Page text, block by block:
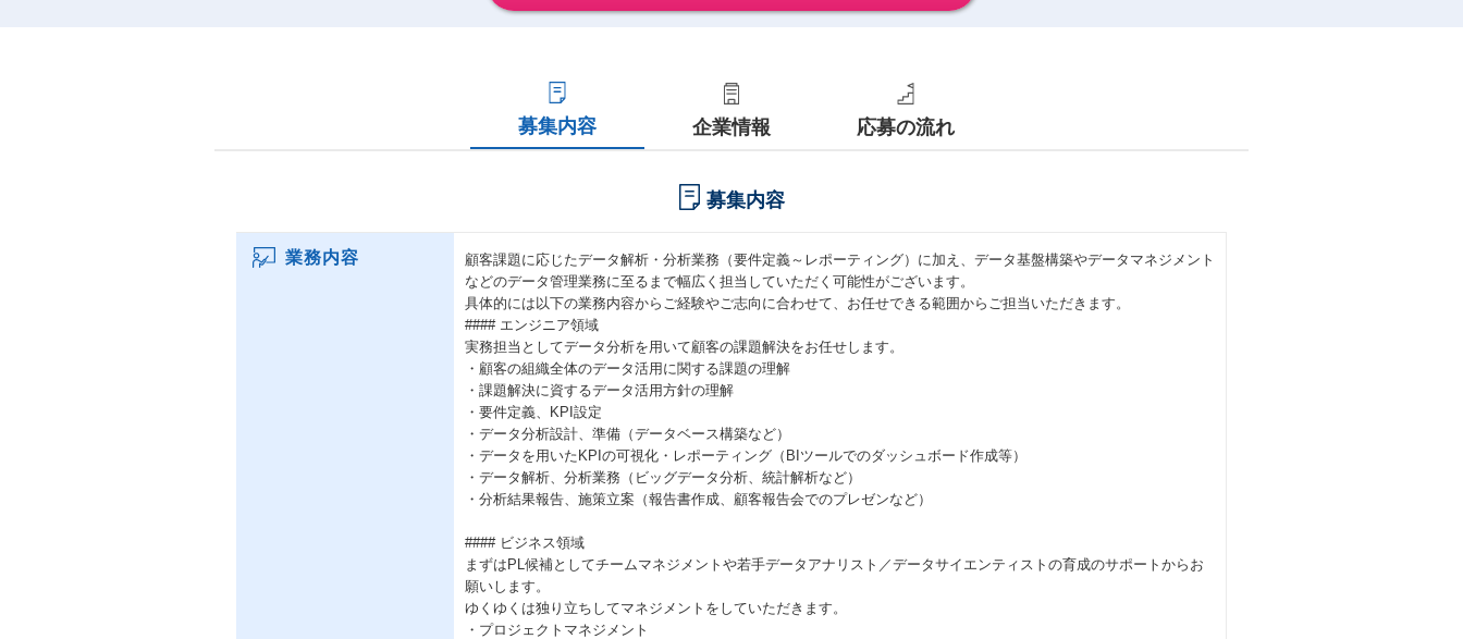
募集内容 企業情報 応募の流れ
募集内容
業務内容
顧客課題に応じたデータ解析・分析業務（要件定義～レポーティング）に加え、データ基盤構築やデータマネジメント
などのデータ管理業務に至るまで幅広く担当していただく可能性がございます。
具体的には以下の業務内容からご経験やご志向に合わせて、お任せできる範囲からご担当いただきます。
#### エンジニア領域
実務担当としてデータ分析を用いて顧客の課題解決をお任せします。
・顧客の組織全体のデータ活用に関する課題の理解
・課題解決に資するデータ活用方針の理解
・要件定義、KPI設定
・データ分析設計、準備（データベース構築など）
・データを用いたKPIの可視化・レポーティング（BIツールでのダッシュボード作成等）
・データ解析、分析業務（ビッグデータ分析、統計解析など）
・分析結果報告、施策立案（報告書作成、顧客報告会でのプレゼンなど）
#### ビジネス領域
まずはPL候補としてチームマネジメントや若手データアナリスト／データサイエンティストの育成のサポートからお
願いします。
ゆくゆくは独り立ちしてマネジメントをしていただきます。
・プロジェクトマネジメント